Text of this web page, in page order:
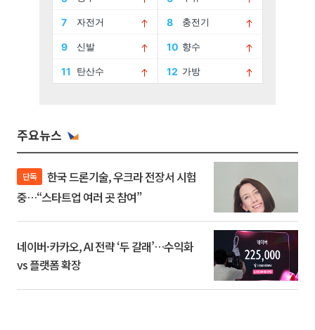
주요뉴스
단독
중…“스타트업 여러 곳 참여”
네이버·카카오, AI 전략 ‘두 갈래’…수익화
vs 플랫폼 확장